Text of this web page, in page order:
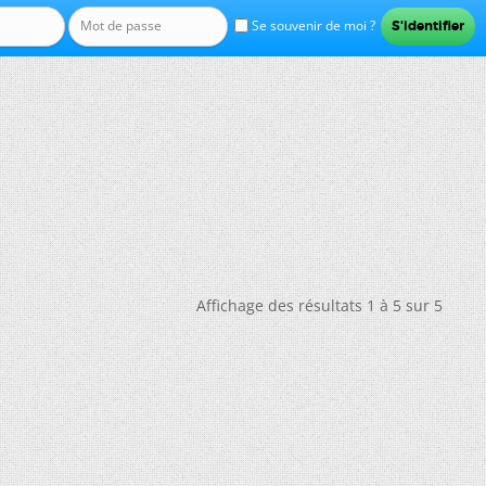
Se souvenir de moi ?
Affichage des résultats 1 à 5 sur 5